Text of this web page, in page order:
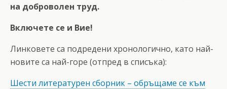
на доброволен труд.
Включете се и Вие!
Линковете са подредени хронологично, като най-
новите са най-горе (отпред в списъка):
Шести литературен сборник – обръщаме се към